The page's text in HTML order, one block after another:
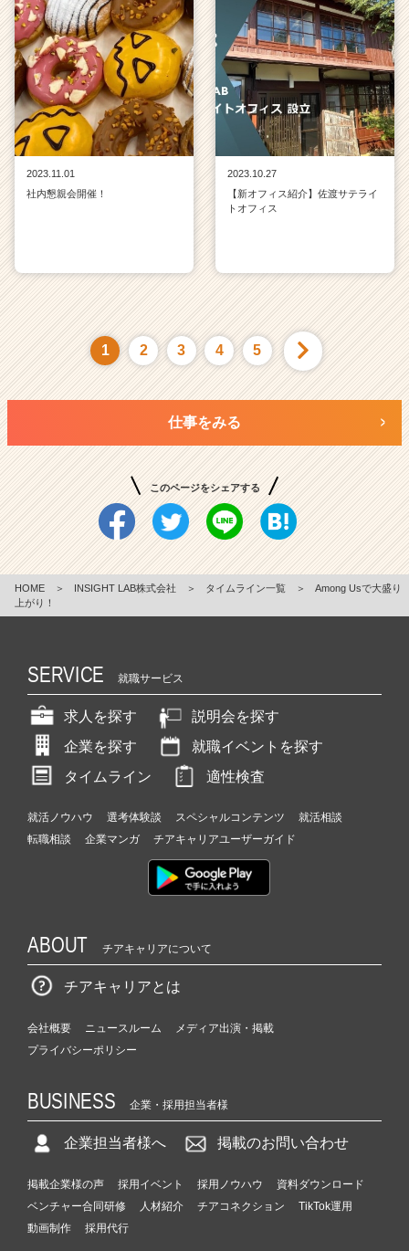
2023.11.01
社内懇親会開催！
2023.10.27
【新オフィス紹介】佐渡サテライ
トオフィス
1 2 3 4 5
仕事をみる
このページをシェアする
HOME ＞ INSIGHT LAB株式会社 ＞ タイムライン一覧 ＞
Among Usで大盛り
上がり！
SERVICE 就職サービス
求人を探す
説明会を探す
企業を探す
就職イベントを探す
タイムライン
適性検査
就活ノウハウ 選考体験談 スペシャルコンテンツ
就活相談
転職相談
企業マンガ チアキャリアユーザーガイド
ABOUT チアキャリアについて
チアキャリアとは
会社概要 ニュースルーム
メディア出演・掲載
プライバシーポリシー
BUSINESS 企業・採用担当者様
企業担当者様へ 掲載のお問い合わせ
掲載企業様の声 採用イベント 採用ノウハウ
資料ダウンロード
ベンチャー合同研修
人材紹介 チアコネクション
TikTok運用
動画制作
採用代行